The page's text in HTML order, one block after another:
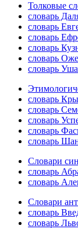
Толковые
словарь
словарь
словарь
словарь
словарь
словарь
словарь
словарь
словарь
словарь
словарь
Словари
словарь
словарь
Словари
словарь
словарь